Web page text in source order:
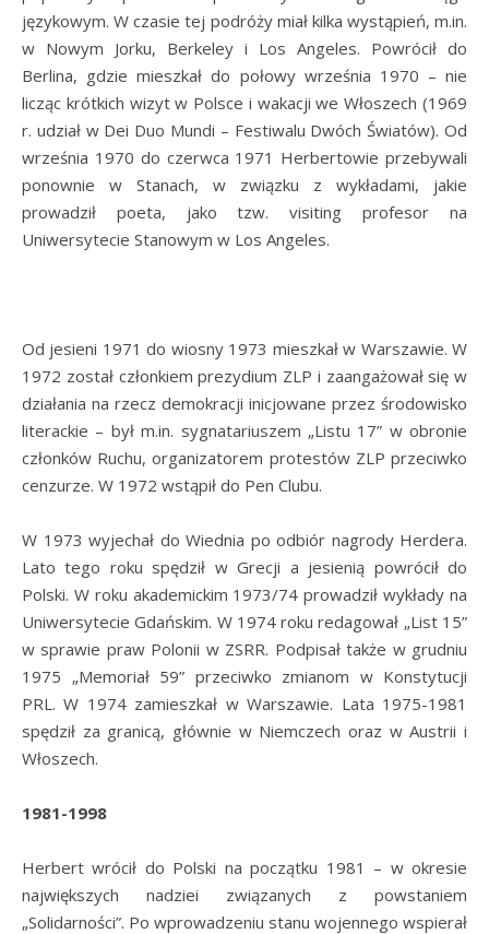
językowym. W czasie tej podróży miał kilka wystąpień, m.in.
w Nowym Jorku, Berkeley i Los Angeles. Powrócił do
Berlina, gdzie mieszkał do połowy września 1970 – nie
licząc krótkich wizyt w Polsce i wakacji we Włoszech (1969
r. udział w Dei Duo Mundi – Festiwalu Dwóch Światów). Od
września 1970 do czerwca 1971 Herbertowie przebywali
ponownie w Stanach, w związku z wykładami, jakie
prowadził poeta, jako tzw. visiting profesor na
Uniwersytecie Stanowym w Los Angeles.
Od jesieni 1971 do wiosny 1973 mieszkał w Warszawie. W
1972 został członkiem prezydium ZLP i zaangażował się w
działania na rzecz demokracji inicjowane przez środowisko
literackie – był m.in. sygnatariuszem „Listu 17” w obronie
członków Ruchu, organizatorem protestów ZLP przeciwko
cenzurze. W 1972 wstąpił do Pen Clubu.
W 1973 wyjechał do Wiednia po odbiór nagrody Herdera.
Lato tego roku spędził w Grecji a jesienią powrócił do
Polski. W roku akademickim 1973/74 prowadził wykłady na
Uniwersytecie Gdańskim. W 1974 roku redagował „List 15”
w sprawie praw Polonii w ZSRR. Podpisał także w grudniu
1975 „Memoriał 59” przeciwko zmianom w Konstytucji
PRL. W 1974 zamieszkał w Warszawie. Lata 1975-1981
spędził za granicą, głównie w Niemczech oraz w Austrii i
Włoszech.
1981-1998
Herbert wrócił do Polski na początku 1981 – w okresie
największych nadziei związanych z powstaniem
„Solidarności”. Po wprowadzeniu stanu wojennego wspierał